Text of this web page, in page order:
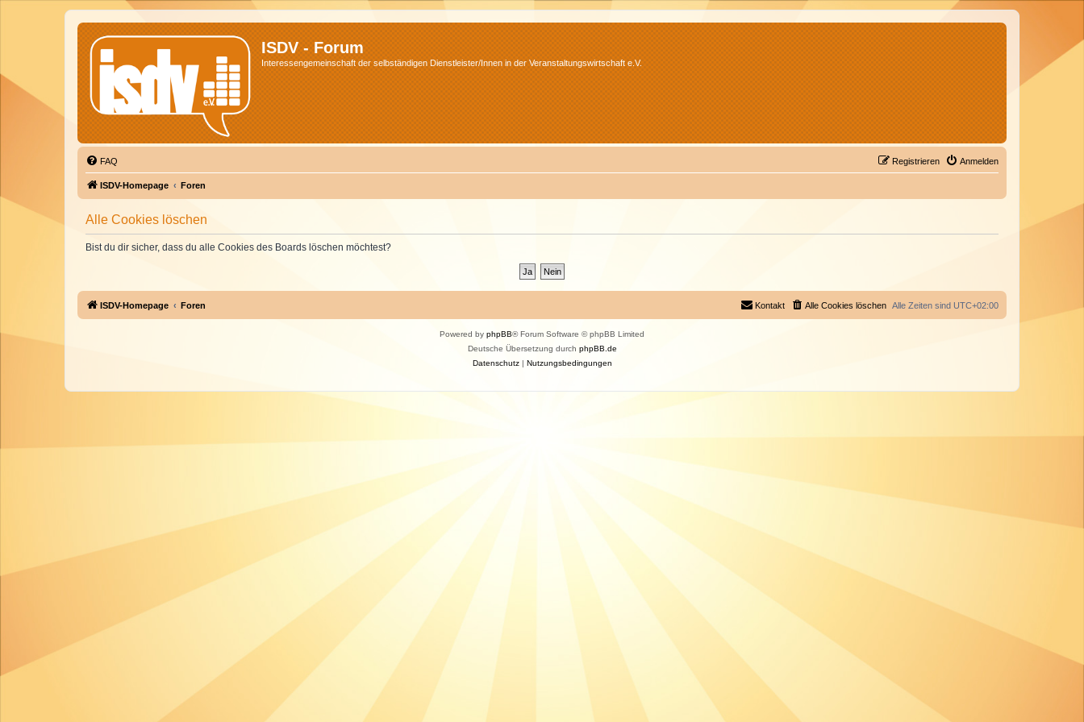
ISDV - Forum
Interessengemeinschaft der selbständigen Dienstleister/Innen in der Veranstaltungswirtschaft e.V.
FAQ Anmelden
Registrieren
ISDV-Homepage Foren
Alle Cookies löschen
Bist du dir sicher, dass du alle Cookies des Boards löschen möchtest?
ISDV-Homepage Foren Alle Zeiten sind UTC+02:00
Alle Cookies löschen
Kontakt
Powered by phpBB® Forum Software © phpBB Limited
Deutsche Übersetzung durch phpBB.de
Datenschutz| Nutzungsbedingungen